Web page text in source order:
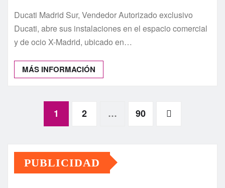
Ducati Madrid Sur, Vendedor Autorizado exclusivo
Ducati, abre sus instalaciones en el espacio comercial
y de ocio X-Madrid, ubicado en…
MÁS INFORMACIÓN
Paginación
entradas
1 2 … 90
PUBLICIDAD